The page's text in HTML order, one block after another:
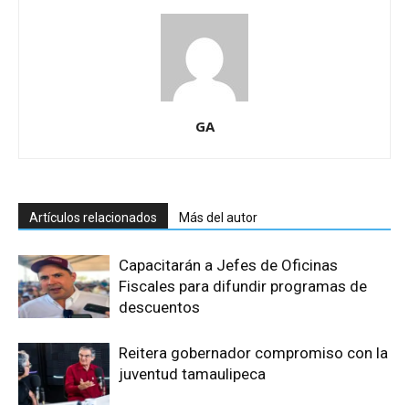
GA
Artículos relacionados Más del autor
Capacitarán a Jefes de Oficinas
Fiscales para difundir programas de
descuentos
Reitera gobernador compromiso con la
juventud tamaulipeca